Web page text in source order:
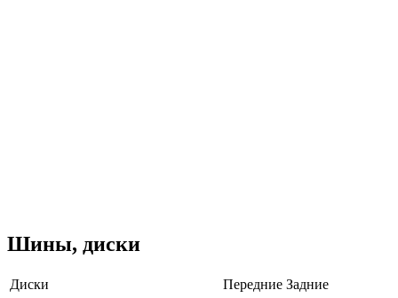
Шины, диски
Диски Передние Задние